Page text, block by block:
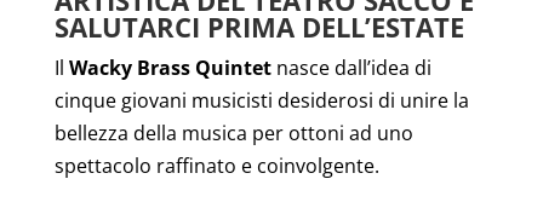
SALUTARCI PRIMA DELL’ESTATE
Il Wacky Brass Quintetnasce dall’idea di
cinque giovani musicisti desiderosi di unire la
bellezza della musica per ottoni ad uno
spettacolo raffinato e coinvolgente.